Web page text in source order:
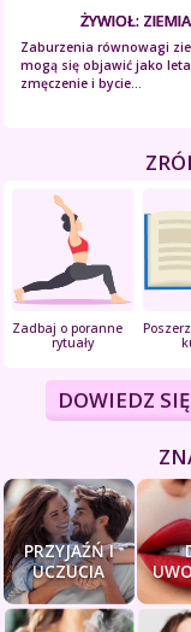
ŻYWIOŁ: ZIEMIA
Zaburzenia równowagi
mogą się objawić jako
zmęczenie i bycie...
Zadbaj o poranne
rytuały
DOWIEDZ
PRZYJAŹŃ I
UCZUCIA